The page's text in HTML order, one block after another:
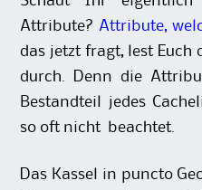
Attribute? Attribute,
das jetzt fragt, lest
durch. Denn die
Bestandteil jedes
so oft nicht beachtet.
Das Kassel in puncto